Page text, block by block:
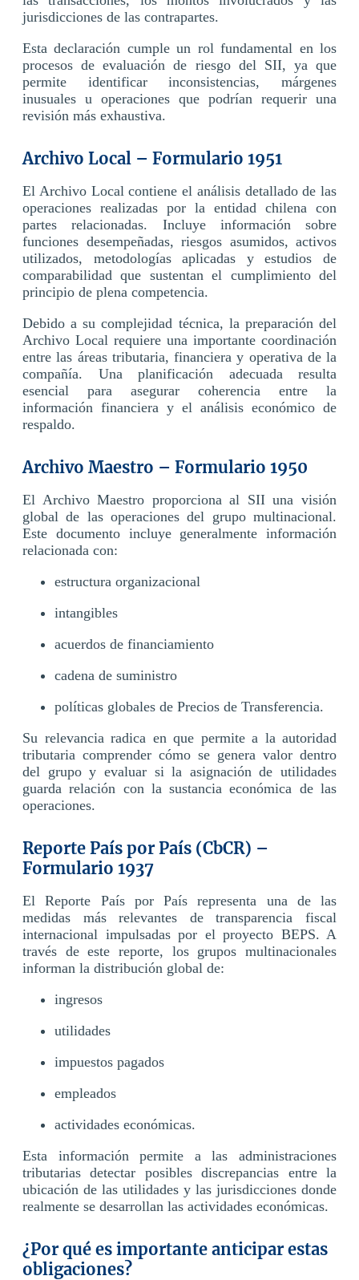
jurisdicciones de las contrapartes.
Esta declaración cumple un rol fundamental en los
procesos de evaluación de riesgo del SII, ya que
permite identificar inconsistencias, márgenes
inusuales u operaciones que podrían requerir una
revisión más exhaustiva.
Archivo Local – Formulario 1951
El Archivo Local contiene el análisis detallado de las
operaciones realizadas por la entidad chilena con
partes relacionadas. Incluye información sobre
funciones desempeñadas, riesgos asumidos, activos
utilizados, metodologías aplicadas y estudios de
comparabilidad que sustentan el cumplimiento del
principio de plena competencia.
Debido a su complejidad técnica, la preparación del
Archivo Local requiere una importante coordinación
entre las áreas tributaria, financiera y operativa de la
compañía. Una planificación adecuada resulta
esencial para asegurar coherencia entre la
información financiera y el análisis económico de
respaldo.
Archivo Maestro – Formulario 1950
El Archivo Maestro proporciona al SII una visión
global de las operaciones del grupo multinacional.
Este documento incluye generalmente información
relacionada con:
estructura organizacional
intangibles
acuerdos de financiamiento
cadena de suministro
políticas globales de Precios de Transferencia.
Su relevancia radica en que permite a la autoridad
tributaria comprender cómo se genera valor dentro
del grupo y evaluar si la asignación de utilidades
guarda relación con la sustancia económica de las
operaciones.
Reporte País por País (CbCR) –
Formulario 1937
El Reporte País por País representa una de las
medidas más relevantes de transparencia fiscal
internacional impulsadas por el proyecto BEPS. A
través de este reporte, los grupos multinacionales
informan la distribución global de:
ingresos
utilidades
impuestos pagados
empleados
actividades económicas.
Esta información permite a las administraciones
tributarias detectar posibles discrepancias entre la
ubicación de las utilidades y las jurisdicciones donde
realmente se desarrollan las actividades económicas.
¿Por qué es importante anticipar estas
obligaciones?